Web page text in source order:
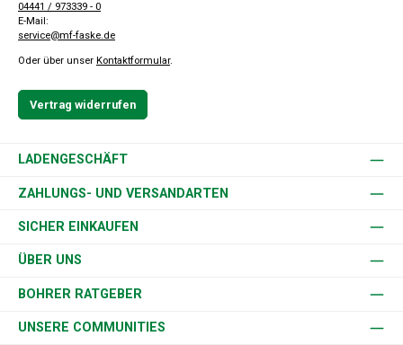
04441 / 973339 - 0
E-Mail:
service@mf-faske.de
Oder über unser Kontaktformular.
Vertrag widerrufen
LADENGESCHÄFT
ZAHLUNGS- UND VERSANDARTEN
SICHER EINKAUFEN
ÜBER UNS
BOHRER RATGEBER
UNSERE COMMUNITIES